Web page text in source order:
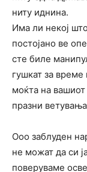
ниту иднина.
Има ли некој
постојано ве
сте биле
гушкат за време
моќта на
празни
Ооо заблуден
не можат да си
поверуваме